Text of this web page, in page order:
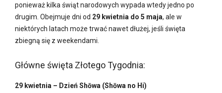
ponieważ kilka świąt narodowych wypada wtedy jedno po
drugim. Obejmuje dni od 29 kwietnia do 5 maja, ale w
niektórych latach może trwać nawet dłużej, jeśli święta
zbiegną się z weekendami.
Główne święta Złotego Tygodnia:
29 kwietnia – Dzień Shōwa (Shōwa no Hi)